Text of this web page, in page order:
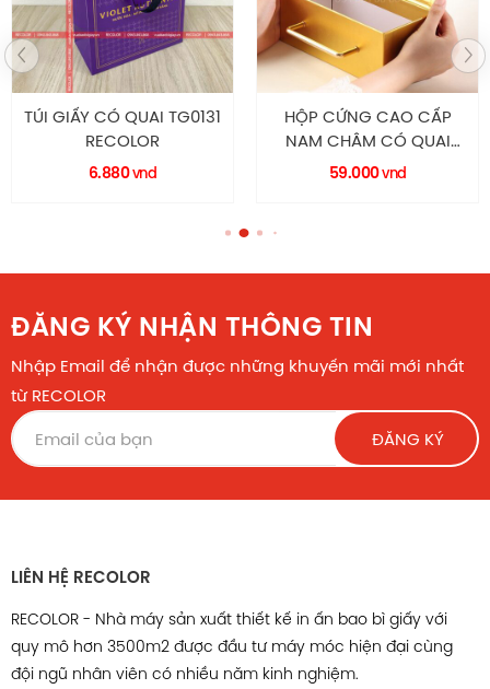
Chính sách hậu mãi
Tự hào là nhà máy chuyên sản xuất thiết kế in ấn bao bì
giấy 2000m2 với nhiều năm kinh nghiệm, trang thiết bị
TÚI GIẤY CÓ QUAI TG0131
RECOLOR
6.880vnd
HỘP CỨNG CAO CẤP
NAM CHÂM CÓ QUAI
XÁCH HC0031 RECOLOR
59.000vnd
ĐĂNG KÝ NHẬN THÔNG TIN
Nhập Email để nhận được những khuyến mãi mới nhất
từ RECOLOR
ĐĂNG KÝ
LIÊN HỆ RECOLOR
RECOLOR - Nhà máy sản xuất thiết kế in ấn bao bì giấy với
quy mô hơn 3500m2 được đầu tư máy móc hiện đại cùng
đội ngũ nhân viên có nhiều năm kinh nghiệm.